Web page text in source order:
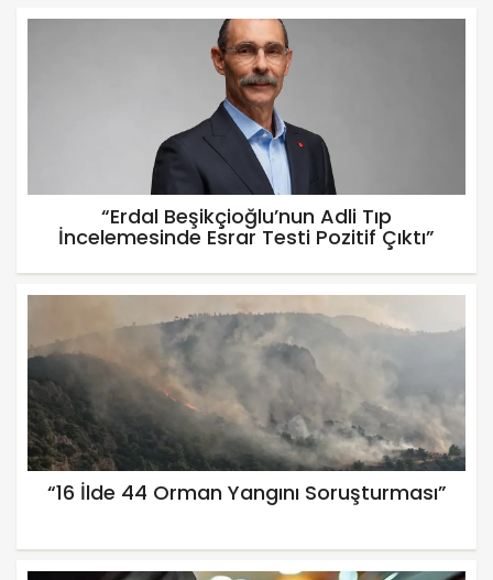
“Erdal Beşikçioğlu’nun Adli Tıp
İncelemesinde Esrar Testi Pozitif Çıktı”
“16 İlde 44 Orman Yangını Soruşturması”